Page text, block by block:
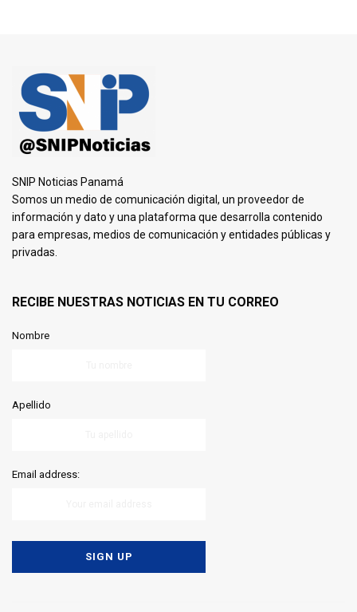
SNIP Noticias Panamá
Somos un medio de comunicación digital, un proveedor de
información y dato y una plataforma que desarrolla contenido
para empresas, medios de comunicación y entidades públicas y
privadas.
RECIBE NUESTRAS NOTICIAS EN TU CORREO
Nombre
Apellido
Email address: